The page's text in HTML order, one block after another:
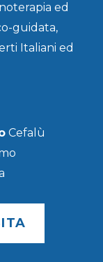
ed
guidata,
Italiani ed
Cefalù